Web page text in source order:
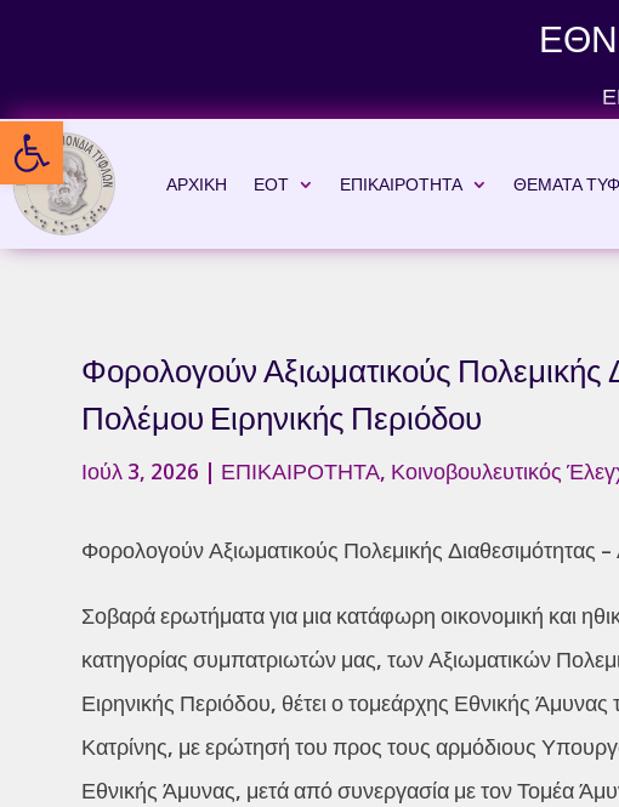
Ανοίξτε τη γραμμή εργαλείων
ΑΡΧΙΚΗ ΕΟΤ ΕΠΙΚΑΙΡΟΤΗΤΑ ΘΕΜΑΤΑ
Φορολογούν Αξιωματικούς Πολεμικής
Πολέμου Ειρηνικής Περιόδου
Ιούλ 3, 2026 | ΕΠΙΚΑΙΡΟΤΗΤΑ, Κοινοβουλευτικός
Φορολογούν Αξιωματικούς Πολεμικής Διαθεσιμότητας
Σοβαρά ερωτήματα για μια κατάφωρη οικονομική και
κατηγορίας συμπατριωτών μας, των Αξιωματικών
Ειρηνικής Περιόδου, θέτει ο τομεάρχης Εθνικής
Κατρίνης, με ερώτησή του προς τους αρμόδιους
Εθνικής Άμυνας, μετά από συνεργασία με τον Τομέα